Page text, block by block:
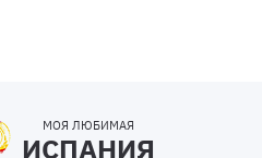
МОЯ ЛЮБИМАЯ
ИСПАНИЯ